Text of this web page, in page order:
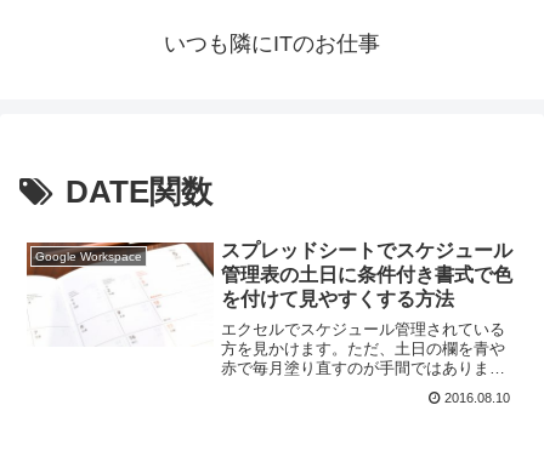
いつも隣にITのお仕事
DATE関数
Google Workspace
スプレッドシートでスケジュール
管理表の土日に条件付き書式で色
を付けて見やすくする方法
エクセルでスケジュール管理されている
方を見かけます。ただ、土日の欄を青や
赤で毎月塗り直すのが手間ではありませ
回はその手順を、スプレッドシートで自
2016.08.10